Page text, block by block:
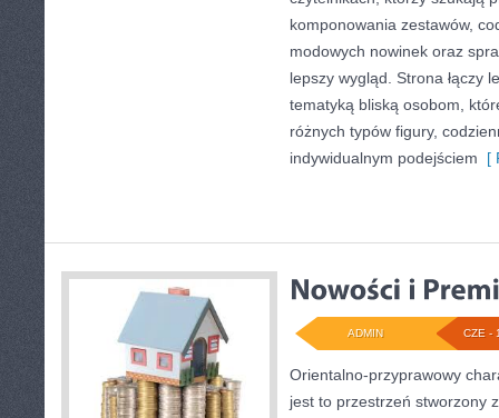
komponowania zestawów,
modowych nowinek oraz
lepszy wygląd. Strona łączy
tematyką bliską osobom,
różnych typów figury,
indywidualnym podejściem [
CZE -
ADMIN
Orientalno-przyprawowy
jest to przestrzeń stworzony